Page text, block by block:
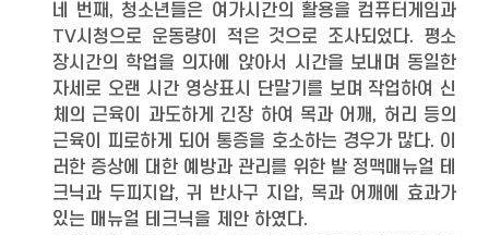
네 번째, 청소년들은 여가시간의 활용을 컴퓨터게임과
TV시청으로 운동량이 적은 것으로 조사되었다. 평소
장시간의 학업을 의자에 앉아서 시간을 보내며 동일한
자세로 오랜 시간 영상표시 단말기를 보며 작업하여 신
체의 근육이 과도하게 긴장 하여 목과 어깨, 허리 등의
근육이 피로하게 되어 통증을 호소하는 경우가 많다. 이
러한 증상에 대한 예방과 관리를 위한 발 정맥매뉴얼 테
크닉과 두피지압, 귀 반사구 지압, 목과 어깨에 효과가
있는 매뉴얼 테크닉을 제안 하였다.